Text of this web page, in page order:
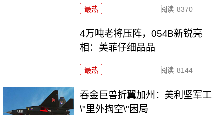
最热 阅读 8370
4万吨老将压阵，054B新锐亮
相：美菲仔细品品
最热 阅读 8144
吞金巨兽折翼加州：美利坚军工
\"里外掏空\"困局